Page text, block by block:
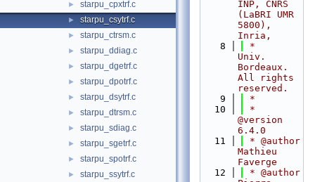
► starpu_cpxtrf.c
► starpu_csytrf.c
► starpu_ctrsm.c
► starpu_ddiag.c
► starpu_dgetrf.c
► starpu_dpotrf.c
► starpu_dsytrf.c
► starpu_dtrsm.c
► starpu_sdiag.c
► starpu_sgetrf.c
► starpu_spotrf.c
► starpu_ssytrf.c
INP, CNRS
(LaBRI UMR
5800),
Inria,
    8
*
Univ.
Bordeaux.
All rights
reserved.
    9
*
   10
*
@version
6.4.0
   11
* @author
Mathieu
Faverge
   12
* @author